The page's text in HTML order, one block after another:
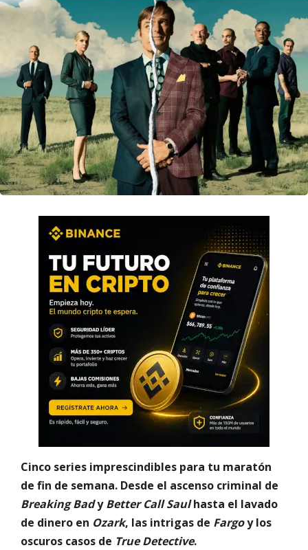
Cinco series imprescindibles para tu maratón
de fin de semana. Desde el ascenso criminal de
Breaking BadyBetter Call Saulhasta el lavado
de dinero en Ozark, las intrigas de Fargoy los
oscuros casos de True Detective.